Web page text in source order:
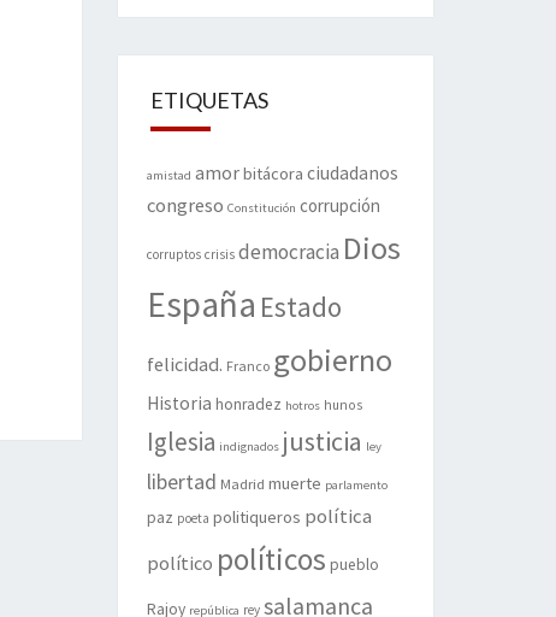
ETIQUETAS
amistad amorbitácora ciudadanos
congreso Constitución corrupción
corruptos crisis democracia Dios
España Estado
felicidad. Franco gobierno
Historia honradez hotros hunos
Iglesia indignados justicia ley
libertad Madrid muerte parlamento
paz poeta politiqueros política
político políticos pueblo
Rajoy república rey salamanca